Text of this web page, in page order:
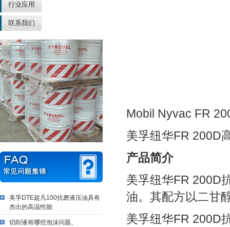
行业应用
联系我们
美孚DTE超凡100抗磨液压油具有
杰出的高温性能
切削液有哪些泡沫问题。
Mobil Nyvac FR
美孚纽华FR 200D
产品简介
美孚纽华FR 200D
油。其配方以二甘
美孚纽华FR 200D